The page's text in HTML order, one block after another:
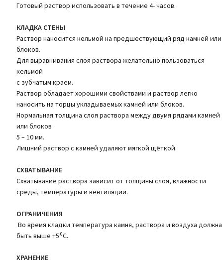
Готовый раствор использовать в течение 4- часов.
КЛАДКА СТЕНЫ
Раствор наносится кельмой на предшествующий ряд камней или
блоков.
Для выравнивания слоя раствора желательно пользоваться
кельмой
с зубчатым краем.
Раствор обладает хорошими свойствами и раствор легко
наносить на торцы укладываемых камней или блоков.
Нормальная толщина слоя раствора между двумя рядами камней
или блоков
5 – 10 мм.
Лишний раствор с камней удаляют мягкой щёткой.
СХВАТЫВАНИЕ
Схватывание раствора зависит от толщины слоя, влажности
среды, температуры и вентиляции.
ОГРАНИЧЕНИЯ
Во время кладки температура камня, раствора и воздуха должна
быть выше +5 0С.
ХРАНЕНИЕ